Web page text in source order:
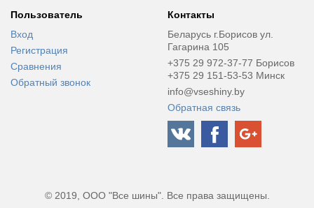
Пользователь
Вход
Регистрация
Сравнения
Обратный звонок
Контакты
Беларусь г.Борисов ул.
Гагарина 105
+375 29 972-37-77 Борисов
+375 29 151-53-53 Минск
info@vseshiny.by
Обратная связь
© 2019, ООО "Все шины". Все права защищены.